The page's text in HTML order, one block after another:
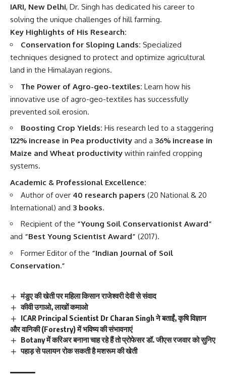
IARI, New Delhi, Dr. Singh has dedicated his career to
solving the unique challenges of hill farming.
Key Highlights of His Research:
Conservation for Sloping Lands: Specialized
techniques designed to protect and optimize agricultural
land in the Himalayan regions.
The Power of Agro-geo-textiles: Learn how his
innovative use of agro-geo-textiles has successfully
prevented soil erosion.
Boosting Crop Yields: His research led to a staggering
122% increase in Pea productivity and a 36% increase in
Maize and Wheat productivity within rainfed cropping
systems.
Academic & Professional Excellence:
Author of over 40 research papers (20 National & 20
International) and 3 books.
Recipient of the “Young Soil Conservationist Award”
and “Best Young Scientist Award” (2017).
Former Editor of the “Indian Journal of Soil
Conservation.”
मंडुए की खेती पर महिला किसान राजेश्वरी देवी से संवाद
कीवी उगाओ, लाखों कमाओ
ICAR Principal Scientist Dr Charan Singh ने बताईं, कृषि विज्ञान
और वानिकी (Forestry) में भविष्य की संभावनाएं
Botany में करिअर बनाना चाह रहे हैं तो प्रोफेसर डॉ. जीएस रजवार को सुनिए
पहाड़ से पलायन रोक सकती है मशरूम की खेती